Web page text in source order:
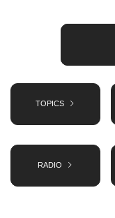
TOPICS
RADIO